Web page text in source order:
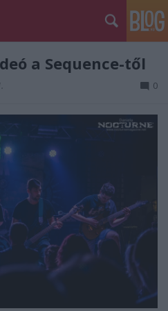
a Sequence-től
0